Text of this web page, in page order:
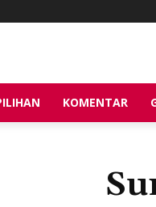
KOMENTAR